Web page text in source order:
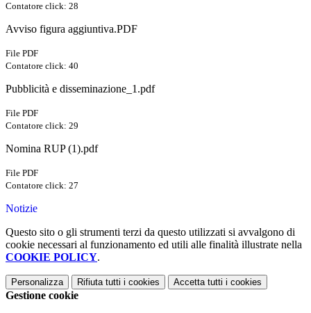
Contatore click: 28
Avviso figura aggiuntiva.PDF
File PDF
Contatore click: 40
Pubblicità e disseminazione_1.pdf
File PDF
Contatore click: 29
Nomina RUP (1).pdf
File PDF
Contatore click: 27
Notizie
Questo sito o gli strumenti terzi da questo utilizzati si avvalgono di
cookie necessari al funzionamento ed utili alle finalità illustrate nella
COOKIE POLICY.
Personalizza Rifiuta tutti i cookies Accetta tutti i cookies
Gestione cookie